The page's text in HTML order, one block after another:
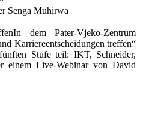
Senga Muhirwa
In dem Pater-Vjeko-Zentrum
Karriereentscheidungen treffen“
Stufe teil: IKT, Schneider,
einem Live-Webinar von David